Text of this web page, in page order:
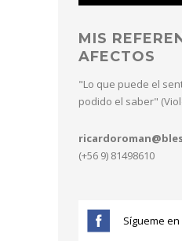
MIS
AFECTOS
"Lo que puede el
podido el saber"
(+56 9) 81498610
Sígueme